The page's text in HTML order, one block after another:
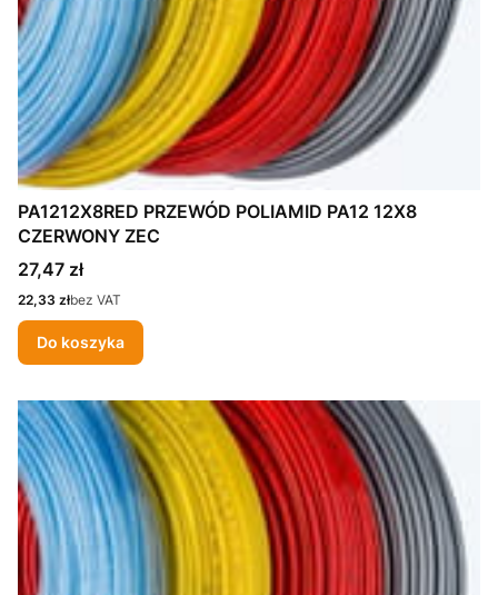
PA1212X8RED PRZEWÓD POLIAMID PA12 12X8
CZERWONY ZEC
Cena
27,47 zł
Cena
22,33 złbez VAT
Do koszyka